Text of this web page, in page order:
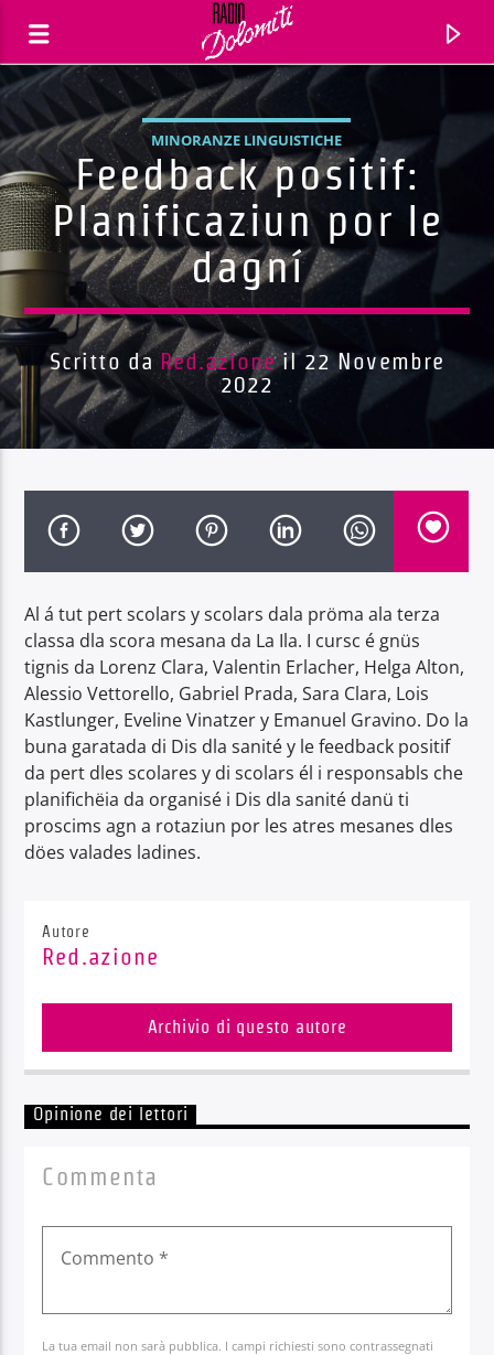
Traccia corrente
Titolo
Radio Dolomiti
MINORANZE LINGUISTICHE
Feedback positif:
Planificaziun por le
dagní
Scritto da Red.azioneil 22 Novembre
2022
Al á tut pert scolars y scolars dala pröma ala terza
classa dla scora mesana da La Ila. I cursc é gnüs
tignis da Lorenz Clara, Valentin Erlacher, Helga Alton,
Alessio Vettorello, Gabriel Prada, Sara Clara, Lois
Kastlunger, Eveline Vinatzer y Emanuel Gravino. Do la
buna garatada di Dis dla sanité y le feedback positif
da pert dles scolares y di scolars él i responsabls che
planifichëia da organisé i Dis dla sanité danü ti
proscims agn a rotaziun por les atres mesanes dles
döes valades ladines.
Autore
Red.azione
Archivio di questo autore
Opinione dei lettori
Commenta
La tua email non sarà pubblica. I campi richiesti sono contrassegnati